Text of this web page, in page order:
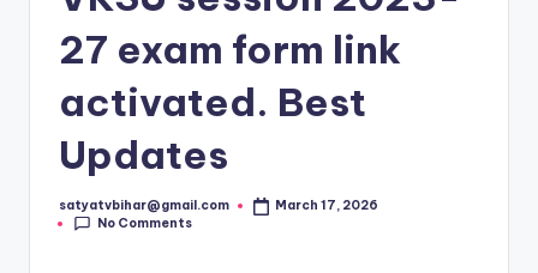
27 exam form link
activated. Best
Updates
satyatvbihar@gmail.com
March 17, 2026
No Comments